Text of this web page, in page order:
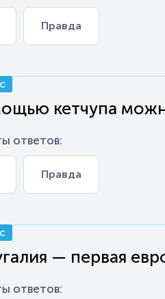
Правда
кетчупа
ответов:
Правда
— первая
ответов: